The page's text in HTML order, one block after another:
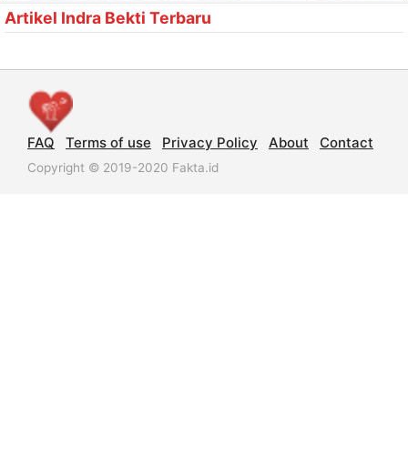
Artikel Indra Bekti Terbaru
FAQ Terms of use Privacy Policy About Contact
Copyright © 2019-2020 Fakta.id